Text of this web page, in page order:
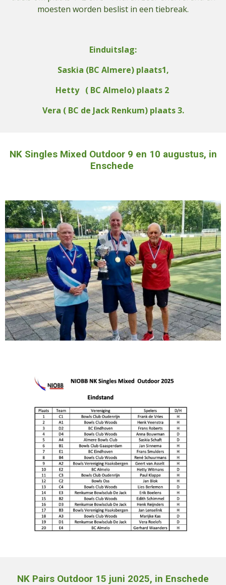
moesten worden beslist in een tiebreak.
Einduitslag:
Saskia (BC Almere) plaats1,
Hetty ( BC Almelo) plaats 2
Vera ( BC de Jack Renkum) plaats 3.
NK Singles Mixed Outdoor 9 en 10 augustus, in
Enschede
NK Pairs Outdoor 15 juni 2025, in Enschede